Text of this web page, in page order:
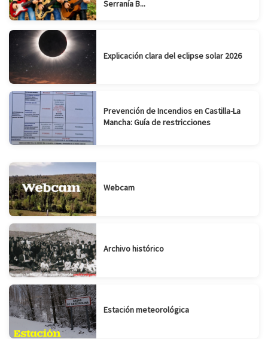
Serranía B...
Explicación clara del eclipse solar 2026
Prevención de Incendios en Castilla-La
Mancha: Guía de restricciones
Webcam
Archivo histórico
Estación meteorológica